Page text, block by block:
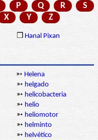
P Q R
S
X Y Z
❒ Hanal Pixan
➳ Helena
➳ helgado
➳ helicobacteria
➳ helio
➳ heliomotor
➳ helminto
➳ helvético